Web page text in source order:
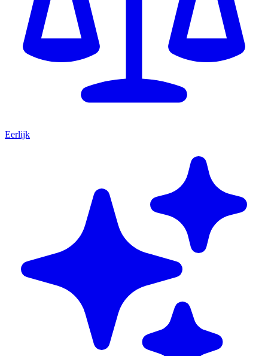
Eerlijk